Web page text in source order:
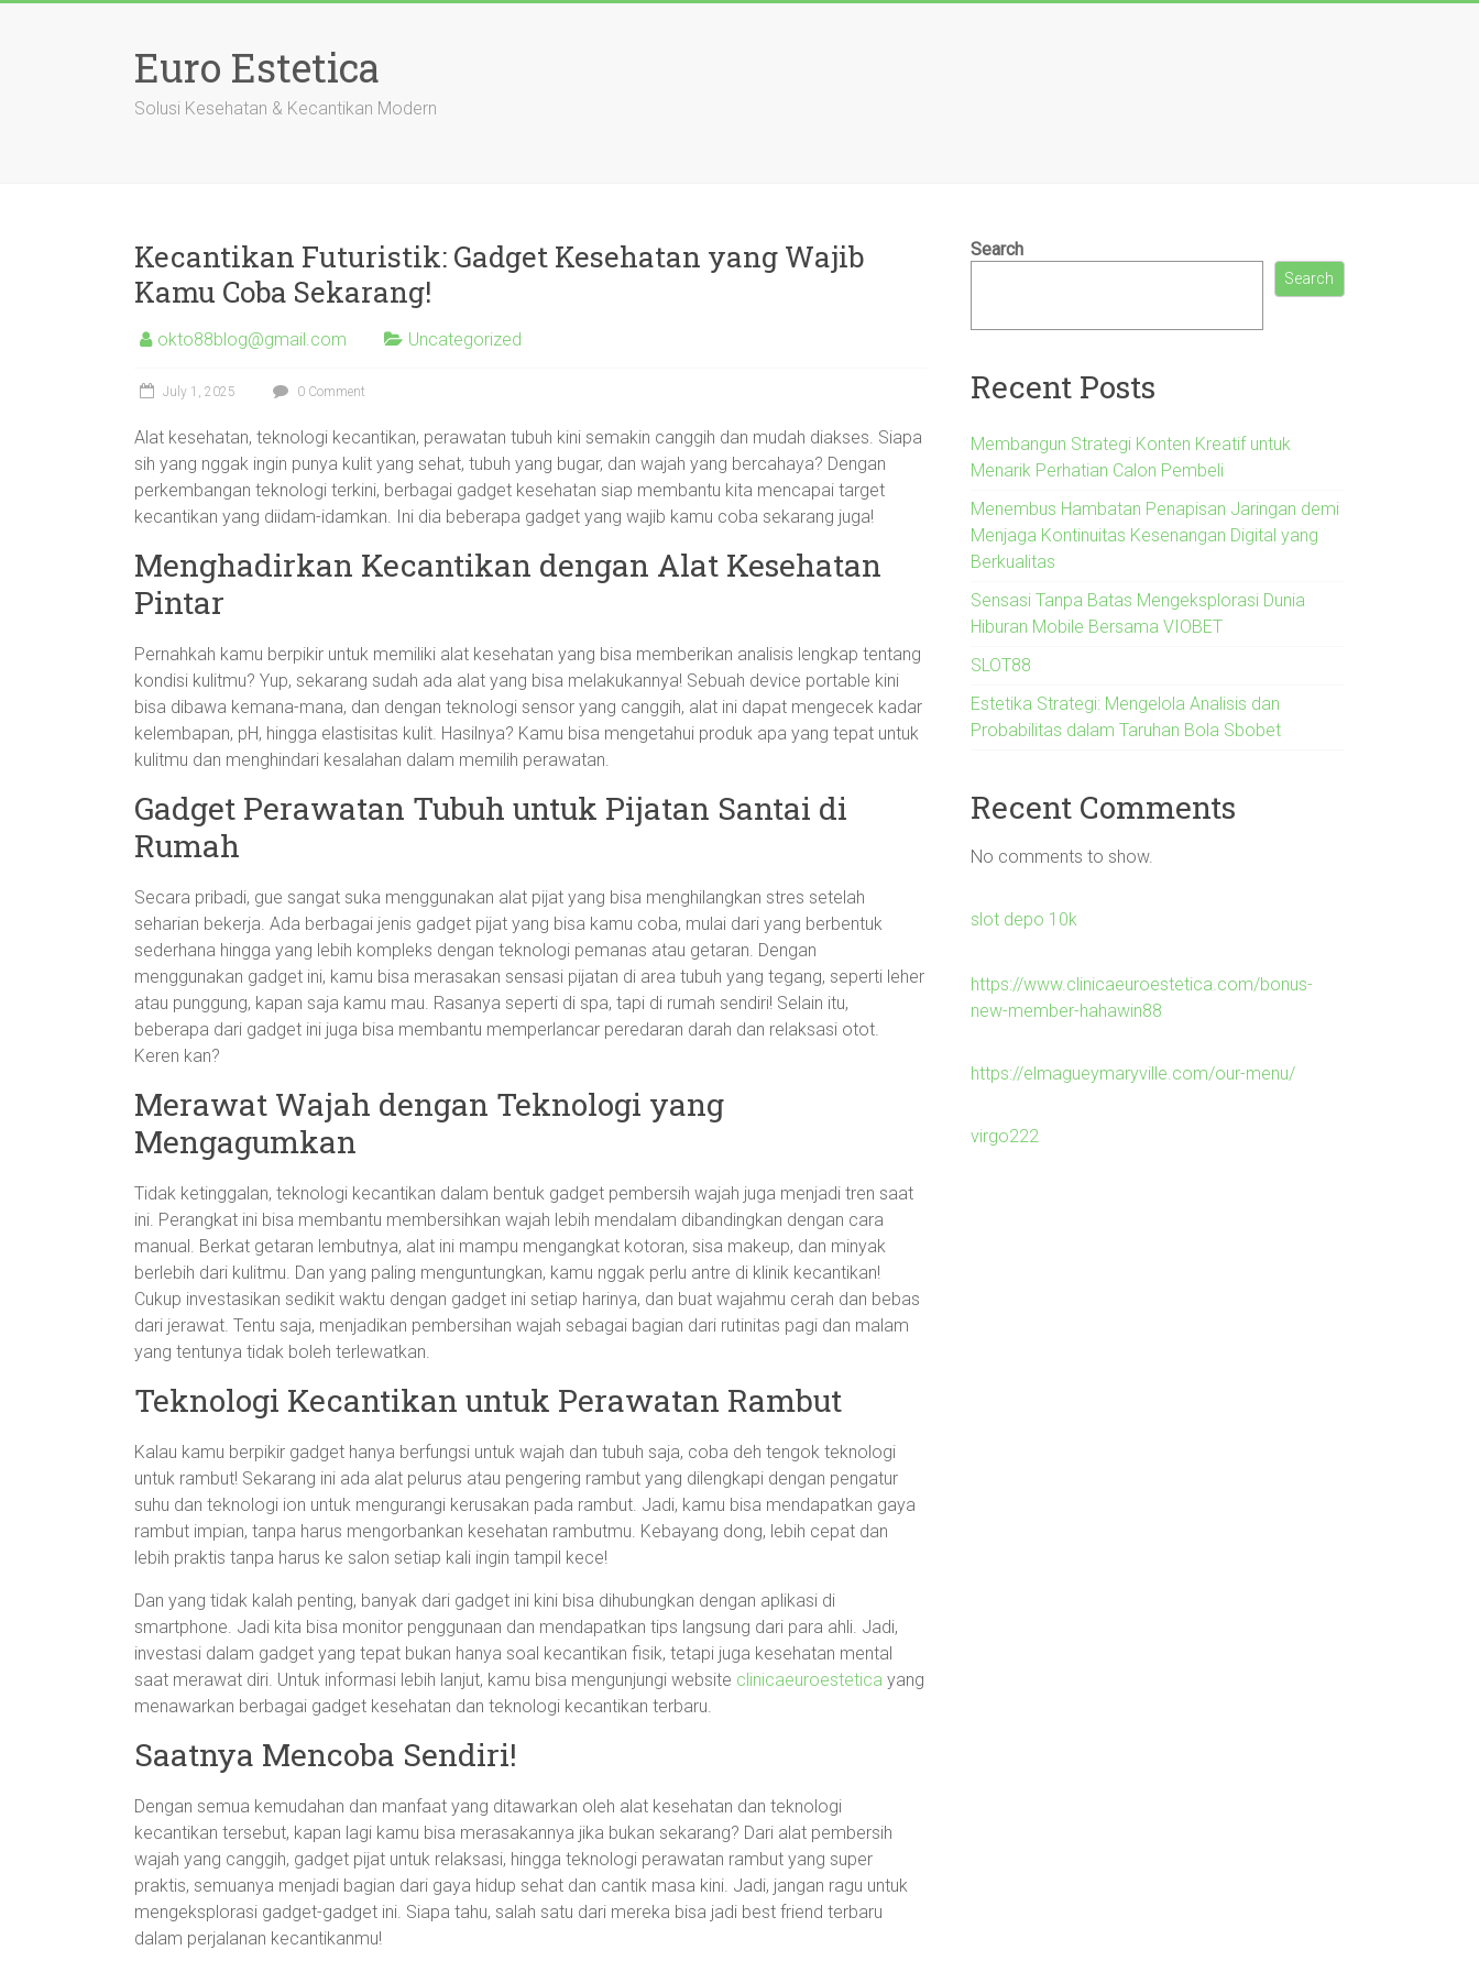
Euro Estetica
Solusi Kesehatan & Kecantikan Modern
Kecantikan Futuristik: Gadget Kesehatan yang Wajib
Kamu Coba Sekarang!
okto88blog@gmail.com Uncategorized
July 1, 2025 0 Comment
Alat kesehatan, teknologi kecantikan, perawatan tubuh kini semakin canggih dan mudah diakses. Siapa
sih yang nggak ingin punya kulit yang sehat, tubuh yang bugar, dan wajah yang bercahaya? Dengan
perkembangan teknologi terkini, berbagai gadget kesehatan siap membantu kita mencapai target
kecantikan yang diidam-idamkan. Ini dia beberapa gadget yang wajib kamu coba sekarang juga!
Menghadirkan Kecantikan dengan Alat Kesehatan
Pintar
Pernahkah kamu berpikir untuk memiliki alat kesehatan yang bisa memberikan analisis lengkap tentang
kondisi kulitmu? Yup, sekarang sudah ada alat yang bisa melakukannya! Sebuah device portable kini
bisa dibawa kemana-mana, dan dengan teknologi sensor yang canggih, alat ini dapat mengecek kadar
kelembapan, pH, hingga elastisitas kulit. Hasilnya? Kamu bisa mengetahui produk apa yang tepat untuk
kulitmu dan menghindari kesalahan dalam memilih perawatan.
Gadget Perawatan Tubuh untuk Pijatan Santai di
Rumah
Secara pribadi, gue sangat suka menggunakan alat pijat yang bisa menghilangkan stres setelah
seharian bekerja. Ada berbagai jenis gadget pijat yang bisa kamu coba, mulai dari yang berbentuk
sederhana hingga yang lebih kompleks dengan teknologi pemanas atau getaran. Dengan
menggunakan gadget ini, kamu bisa merasakan sensasi pijatan di area tubuh yang tegang, seperti leher
atau punggung, kapan saja kamu mau. Rasanya seperti di spa, tapi di rumah sendiri! Selain itu,
beberapa dari gadget ini juga bisa membantu memperlancar peredaran darah dan relaksasi otot.
Keren kan?
Merawat Wajah dengan Teknologi yang
Mengagumkan
Tidak ketinggalan, teknologi kecantikan dalam bentuk gadget pembersih wajah juga menjadi tren saat
ini. Perangkat ini bisa membantu membersihkan wajah lebih mendalam dibandingkan dengan cara
manual. Berkat getaran lembutnya, alat ini mampu mengangkat kotoran, sisa makeup, dan minyak
berlebih dari kulitmu. Dan yang paling menguntungkan, kamu nggak perlu antre di klinik kecantikan!
Cukup investasikan sedikit waktu dengan gadget ini setiap harinya, dan buat wajahmu cerah dan bebas
dari jerawat. Tentu saja, menjadikan pembersihan wajah sebagai bagian dari rutinitas pagi dan malam
yang tentunya tidak boleh terlewatkan.
Teknologi Kecantikan untuk Perawatan Rambut
Kalau kamu berpikir gadget hanya berfungsi untuk wajah dan tubuh saja, coba deh tengok teknologi
untuk rambut! Sekarang ini ada alat pelurus atau pengering rambut yang dilengkapi dengan pengatur
suhu dan teknologi ion untuk mengurangi kerusakan pada rambut. Jadi, kamu bisa mendapatkan gaya
rambut impian, tanpa harus mengorbankan kesehatan rambutmu. Kebayang dong, lebih cepat dan
lebih praktis tanpa harus ke salon setiap kali ingin tampil kece!
Dan yang tidak kalah penting, banyak dari gadget ini kini bisa dihubungkan dengan aplikasi di
smartphone. Jadi kita bisa monitor penggunaan dan mendapatkan tips langsung dari para ahli. Jadi,
investasi dalam gadget yang tepat bukan hanya soal kecantikan fisik, tetapi juga kesehatan mental
saat merawat diri. Untuk informasi lebih lanjut, kamu bisa mengunjungi website clinicaeuroestetica yang
menawarkan berbagai gadget kesehatan dan teknologi kecantikan terbaru.
Saatnya Mencoba Sendiri!
Dengan semua kemudahan dan manfaat yang ditawarkan oleh alat kesehatan dan teknologi
kecantikan tersebut, kapan lagi kamu bisa merasakannya jika bukan sekarang? Dari alat pembersih
wajah yang canggih, gadget pijat untuk relaksasi, hingga teknologi perawatan rambut yang super
praktis, semuanya menjadi bagian dari gaya hidup sehat dan cantik masa kini. Jadi, jangan ragu untuk
mengeksplorasi gadget-gadget ini. Siapa tahu, salah satu dari mereka bisa jadi best friend terbaru
dalam perjalanan kecantikanmu!
Search
Search
Recent Posts
Membangun Strategi Konten Kreatif untuk
Menarik Perhatian Calon Pembeli
Menembus Hambatan Penapisan Jaringan demi
Menjaga Kontinuitas Kesenangan Digital yang
Berkualitas
Sensasi Tanpa Batas Mengeksplorasi Dunia
Hiburan Mobile Bersama VIOBET
SLOT88
Estetika Strategi: Mengelola Analisis dan
Probabilitas dalam Taruhan Bola Sbobet
Recent Comments
No comments to show.
slot depo 10k
https://www.clinicaeuroestetica.com/bonus-
new-member-hahawin88
https://elmagueymaryville.com/our-menu/
virgo222